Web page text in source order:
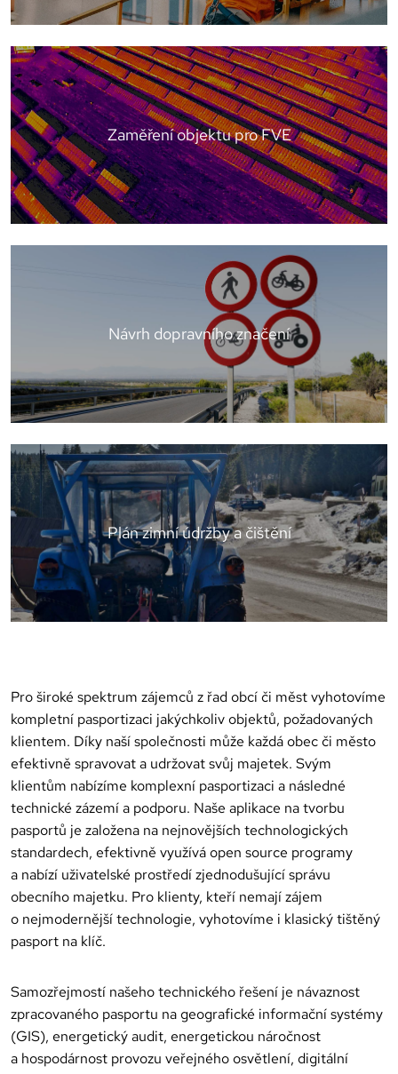
Zaměření objektu pro FVE
Návrh dopravního značení
Plán zimní údržby a čištění
Pro široké spektrum zájemců z řad obcí či měst vyhotovíme
kompletní pasportizaci jakýchkoliv objektů, požadovaných
klientem. Díky naší společnosti může každá obec či město
efektivně spravovat a udržovat svůj majetek. Svým
klientům nabízíme komplexní pasportizaci a následné
technické zázemí a podporu. Naše aplikace na tvorbu
pasportů je založena na nejnovějších technologických
standardech, efektivně využívá open source programy
a nabízí uživatelské prostředí zjednodušující správu
obecního majetku. Pro klienty, kteří nemají zájem
o nejmodernější technologie, vyhotovíme i klasický tištěný
pasport na klíč.
Samozřejmostí našeho technického řešení je návaznost
zpracovaného pasportu na geografické informační systémy
(GIS), energetický audit, energetickou náročnost
a hospodárnost provozu veřejného osvětlení, digitální